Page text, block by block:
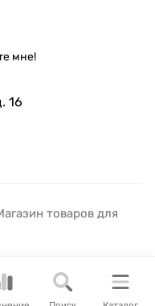
мне!
16
товаров для